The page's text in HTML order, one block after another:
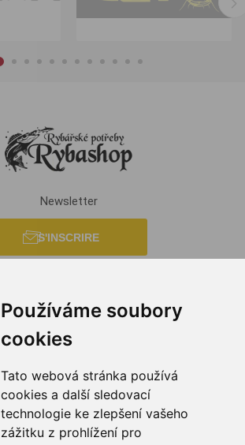
Používáme soubory
cookies
Tato webová stránka používá
cookies a další sledovací
technologie ke zlepšení vašeho
zážitku z prohlížení pro
Newsletter
S'INSCRIRE
SERVICES